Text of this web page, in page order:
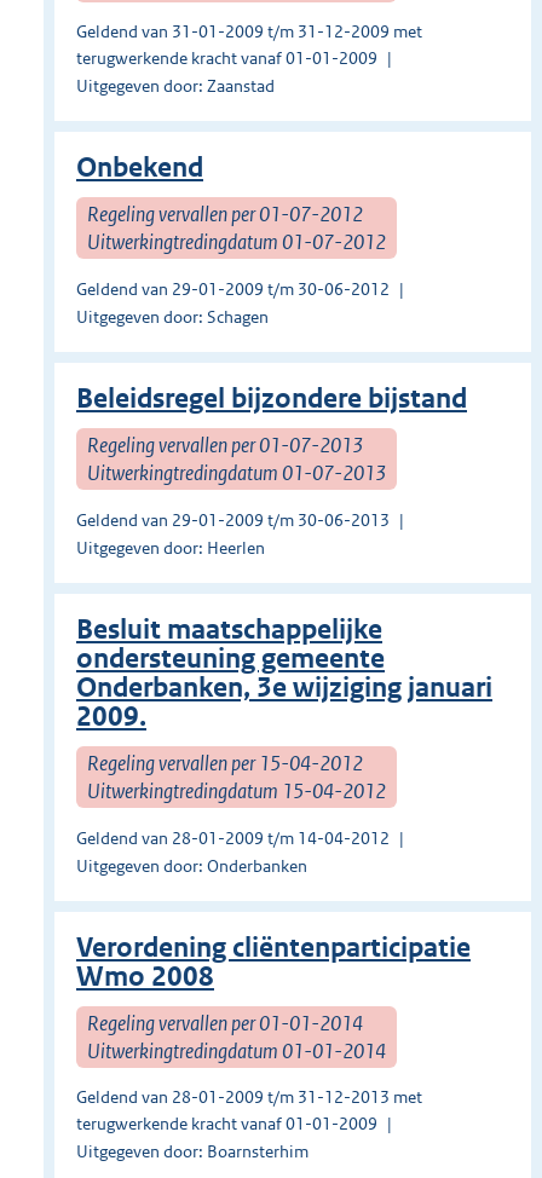
Geldend van 31-01-2009 t/m 31-12-2009 met
terugwerkende kracht vanaf 01-01-2009
Uitgegeven door: Zaanstad
Onbekend
Regeling vervallen per 01-07-2012
Uitwerkingtredingdatum 01-07-2012
Geldend van 29-01-2009 t/m 30-06-2012
Uitgegeven door: Schagen
Beleidsregel bijzondere bijstand
Regeling vervallen per 01-07-2013
Uitwerkingtredingdatum 01-07-2013
Geldend van 29-01-2009 t/m 30-06-2013
Uitgegeven door: Heerlen
Besluit maatschappelijke
ondersteuning gemeente
Onderbanken, 3e wijziging januari
2009.
Regeling vervallen per 15-04-2012
Uitwerkingtredingdatum 15-04-2012
Geldend van 28-01-2009 t/m 14-04-2012
Uitgegeven door: Onderbanken
Verordening cliëntenparticipatie
Wmo 2008
Regeling vervallen per 01-01-2014
Uitwerkingtredingdatum 01-01-2014
Geldend van 28-01-2009 t/m 31-12-2013 met
terugwerkende kracht vanaf 01-01-2009
Uitgegeven door: Boarnsterhim